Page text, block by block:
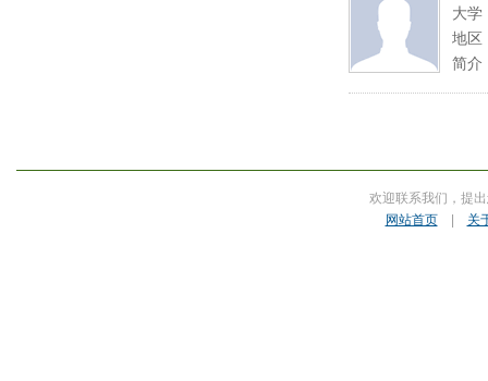
大学
地区
简介
欢迎联系我们，提
网站首页| 关